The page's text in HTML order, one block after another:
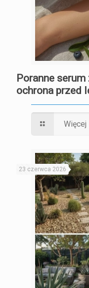
Poranne
ochrona przed
Więcej
23 czerwca 2026